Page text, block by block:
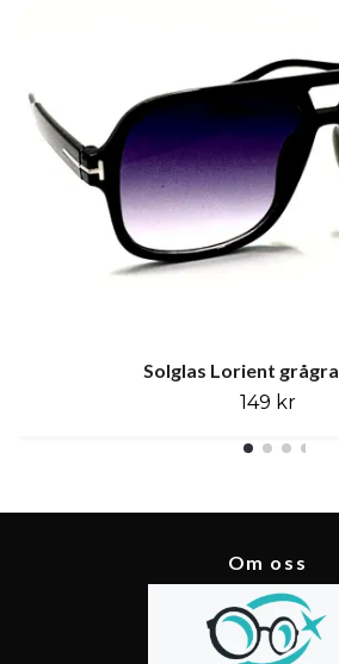
Solglas Lorient
149 kr
Om oss